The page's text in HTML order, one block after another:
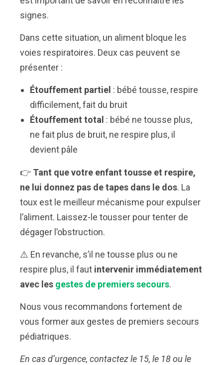
signes.
Dans cette situation, un aliment bloque les
voies respiratoires. Deux cas peuvent se
présenter :
Étouffement partiel : bébé tousse, respire
difficilement, fait du bruit
Étouffement total : bébé ne tousse plus,
ne fait plus de bruit, ne respire plus, il
devient pâle
👉 Tant que votre enfant tousse et respire,
ne lui donnez pas de tapes dans le dos. La
toux est le meilleur mécanisme pour expulser
l’aliment. Laissez-le tousser pour tenter de
dégager l’obstruction.
⚠️ En revanche, s’il ne tousse plus ou ne
respire plus, il faut intervenir immédiatement
avec les gestes de premiers secours.
Nous vous recommandons fortement de
vous former aux gestes de premiers secours
pédiatriques.
En cas d’urgence, contactez le 15, le 18 ou le